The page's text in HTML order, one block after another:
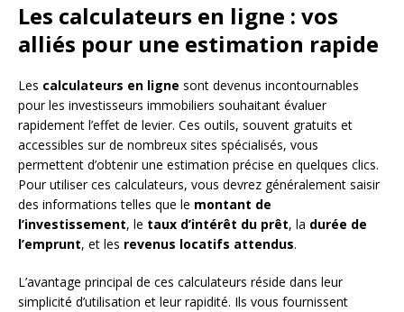
Les calculateurs en ligne : vos
alliés pour une estimation rapide
Les calculateurs en ligne sont devenus incontournables
pour les investisseurs immobiliers souhaitant évaluer
rapidement l’effet de levier. Ces outils, souvent gratuits et
accessibles sur de nombreux sites spécialisés, vous
permettent d’obtenir une estimation précise en quelques clics.
Pour utiliser ces calculateurs, vous devrez généralement saisir
des informations telles que le montant de
l’investissement, le taux d’intérêt du prêt, la durée de
l’emprunt, et les revenus locatifs attendus.
L’avantage principal de ces calculateurs réside dans leur
simplicité d’utilisation et leur rapidité. Ils vous fournissent